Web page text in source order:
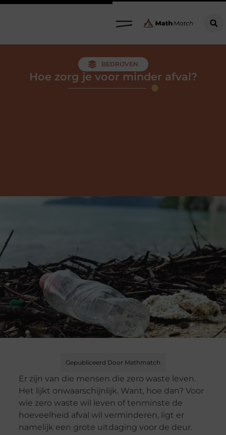
BEDRIJVEN
Hoe zorg je voor minder afval?
Gepubliceerd Door Mathmatch
Er zijn van die mensen die zero waste leven.
Het lijkt onwaarschijnlijk. Want, hoe dan? Voor
wie zero waste wil leven of tenminste de
hoeveelheid afval wil verminderen, ligt er
namelijk een grote uitdaging voor de deur.